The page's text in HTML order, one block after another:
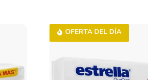
OFERTA DEL DÍA